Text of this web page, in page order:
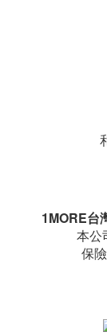
1MORE台
本公
保